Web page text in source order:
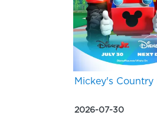
Mickey's Country
2026-07-30